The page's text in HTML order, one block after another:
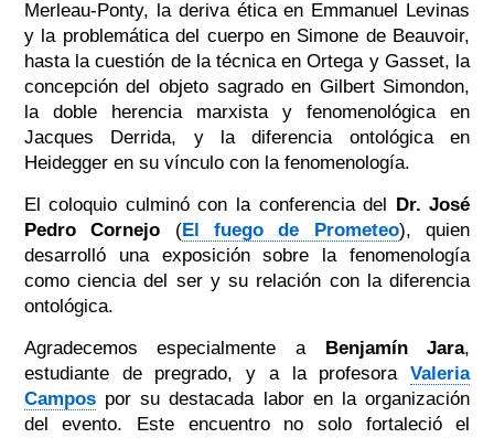
Merleau-Ponty, la deriva ética en Emmanuel Levinas
y la problemática del cuerpo en Simone de Beauvoir,
hasta la cuestión de la técnica en Ortega y Gasset, la
concepción del objeto sagrado en Gilbert Simondon,
la doble herencia marxista y fenomenológica en
Jacques Derrida, y la diferencia ontológica en
Heidegger en su vínculo con la fenomenología.
El coloquio culminó con la conferencia del
Dr. José
Pedro Cornejo (El fuego de Prometeo), quien
desarrolló una exposición sobre la fenomenología
como ciencia del ser y su relación con la diferencia
ontológica.
Agradecemos especialmente a
Benjamín Jara,
estudiante de pregrado, y a la profesoraValeria
Campospor su destacada labor en la organización
del evento. Este encuentro no solo fortaleció el